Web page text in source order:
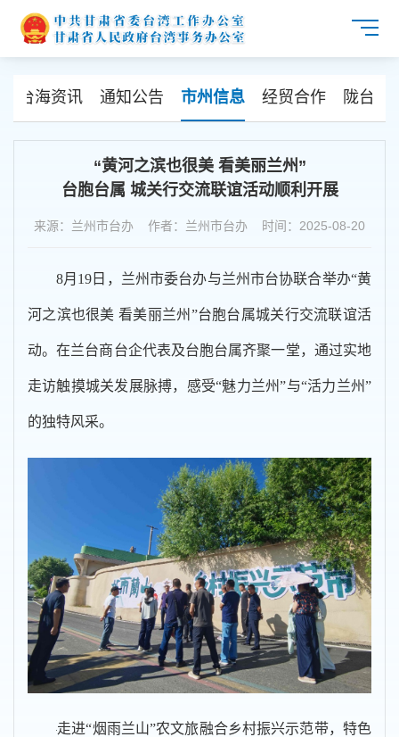
台海资讯 通知公告 市州信息 经贸合作 陇台交
“黄河之滨也很美 看美丽兰州”
台胞台属 城关行交流联谊活动顺利开展
来源：兰州市台办 作者：兰州市台办 时间：2025-08-20
8月19日，兰州市委台办与兰州市台协联合举办“黄
河之滨也很美 看美丽兰州”台胞台属城关行交流联谊活
动。在兰台商台企代表及台胞台属齐聚一堂，通过实地
走访触摸城关发展脉搏，感受“魅力兰州”与“活力兰州”
的独特风采。
走进“烟雨兰山”农文旅融合乡村振兴示范带，特色